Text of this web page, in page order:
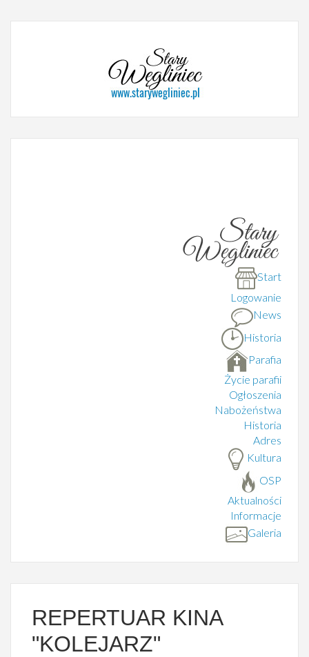
Start
Logowanie
News
Historia
Parafia
Życie parafii
Ogłoszenia
Nabożeństwa
Historia
Adres
Kultura
OSP
Aktualności
Informacje
Galeria
REPERTUAR KINA
"KOLEJARZ"